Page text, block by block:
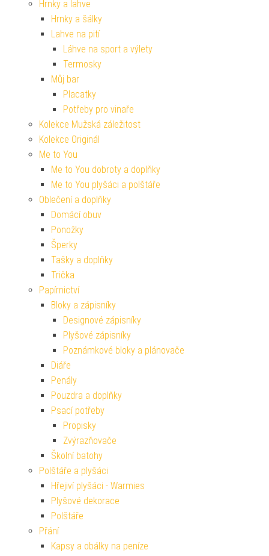
Hrnky a lahve
Hrnky a šálky
Lahve na pití
Láhve na sport a výlety
Termosky
Můj bar
Placatky
Potřeby pro vinaře
Kolekce Mužská záležitost
Kolekce Originál
Me to You
Me to You dobroty a doplňky
Me to You plyšáci a polštáře
Oblečení a doplňky
Domácí obuv
Ponožky
Šperky
Tašky a doplňky
Trička
Papírnictví
Bloky a zápisníky
Designové zápisníky
Plyšové zápisníky
Poznámkové bloky a plánovače
Diáře
Penály
Pouzdra a doplňky
Psací potřeby
Propisky
Zvýrazňovače
Školní batohy
Polštáře a plyšáci
Hřejiví plyšáci - Warmies
Plyšové dekorace
Polštáře
Přání
Kapsy a obálky na peníze